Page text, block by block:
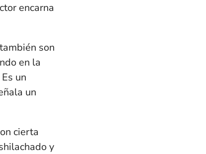
encarna
son
en la
un
un
cierta
y